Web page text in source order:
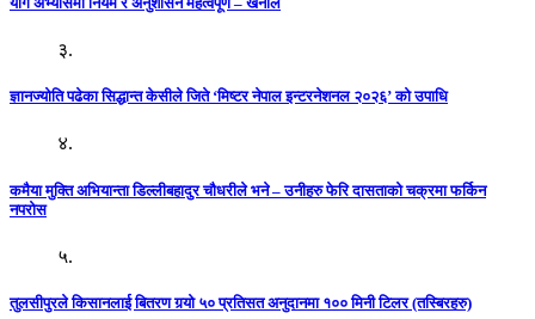
३.
ज्ञानज्योति पढेका सिद्धान्त केसीले जिते ‘मिष्टर नेपाल इन्टरनेशनल २०२६’ को उपाधि
४.
कमैया मुक्ति अभियान्ता डिल्लीबहादुर चौधरीले भने – उनीहरु फेरि दासताको चक्रमा फर्किन
नपरोस
५.
तुलसीपुरले किसानलाई बितरण गर्‍यो ५० प्रतिसत अनुदानमा १०० मिनी टिलर (तस्बिरहरु)